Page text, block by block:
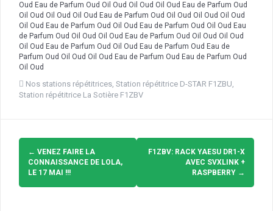
Oud Eau de Parfum Oud Oil Oud Oil Oud Oil Oud Eau de Parfum Oud
Oil Oud Oil Oud Oil Oud Eau de Parfum Oud Oil Oud Oil Oud Oil Oud
Oil Oud Eau de Parfum Oud Oil Oud Eau de Parfum Oud Oil Oud Eau
de Parfum Oud Oil Oud Oil Oud Eau de Parfum Oud Oil Oud Oil Oud
Oil Oud Eau de Parfum Oud Oil Oud Eau de Parfum Oud Eau de
Parfum Oud Oil Oud Oil Oud Eau de Parfum Oud Eau de Parfum Oud
Oil Oud
Nos stations répétitrices, Station répétitrice D-STAR F1ZBU,
Station répétitrice La Sotière F1ZBV
Navigation
d'article
← VENEZ FAIRE LA
CONNAISSANCE DE LOLA,
LE 17 MAI !!!
F1ZBV: RACK YAESU DR1-X
AVEC SVXLINK +
RASPBERRY →